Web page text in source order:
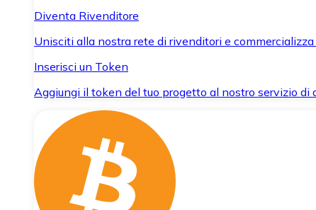
Diventa Rivenditore
Unisciti alla nostra rete di rivenditori e
Inserisci un Token
Aggiungi il token del tuo progetto al nostro servizio di